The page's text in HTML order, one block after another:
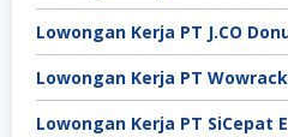
Lowongan Kerja PT J.CO
Lowongan Kerja PT
Lowongan Kerja PT SiCepat